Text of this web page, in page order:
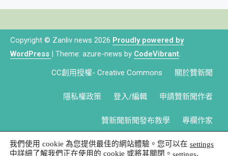
Copyright © Zanliv news 2026 Proudly powered by
WordPress
Theme: azure-news by CodeVibrant.
CC創用授權- Creative Commons 關於贊新聞
隱私權政策 登入/編輯 申請贊新聞作者
贊新聞新聞發布教學 專欄作家
我們使用 cookie 為您提供最佳的網站體驗。您可以在 settings
中詳細了解我們正在使用的 cookie 或將其關閉。
.